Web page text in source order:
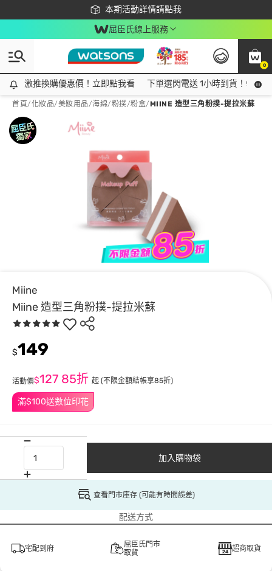
本期活動詳情請點我
下載app最高回饋$350
屈臣氏線上服務
0
激推換購優惠價！立即點我看
激推換購優惠價！立即點我看 下單選閃電送 1小時到貨！領神
首頁/化妝品/美妝用品/海綿/粉撲/粉盒/MIINE 造型三角粉撲-提拉米蘇
Miine
Miine 造型三角粉撲-提拉米蘇
滿$100送數位印花
$149
活動價$127 85折 起 (不限金額結帳享85折)
加入購物袋
查看門市庫存 (可能有時間誤差)
配送方式
宅配到府
屈臣氏門市
取貨
超商取貨